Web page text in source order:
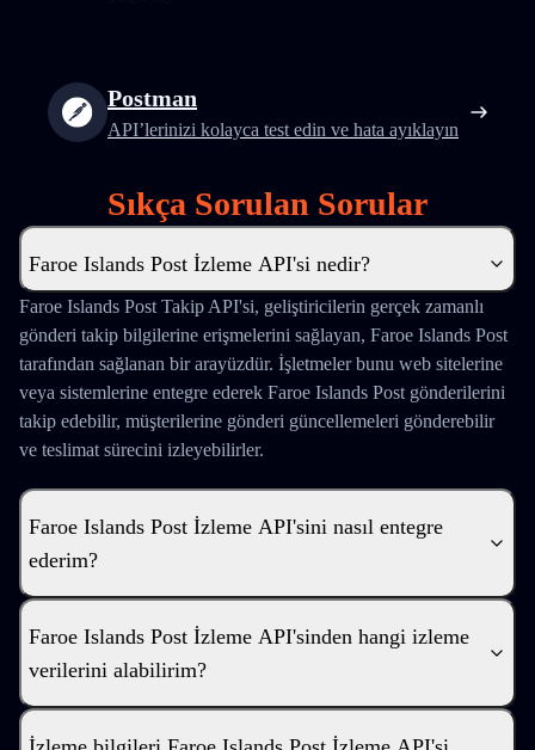
Postman
API’lerinizi kolayca test edin ve hata ayıklayın
Sıkça Sorulan Sorular
Faroe Islands Post İzleme API'si nedir?
Faroe Islands Post Takip API'si, geliştiricilerin gerçek zamanlı
gönderi takip bilgilerine erişmelerini sağlayan, Faroe Islands Post
tarafından sağlanan bir arayüzdür. İşletmeler bunu web sitelerine
veya sistemlerine entegre ederek Faroe Islands Post gönderilerini
takip edebilir, müşterilerine gönderi güncellemeleri gönderebilir
ve teslimat sürecini izleyebilirler.
Faroe Islands Post İzleme API'sini nasıl entegre
ederim?
Faroe Islands Post İzleme API'sinden hangi izleme
verilerini alabilirim?